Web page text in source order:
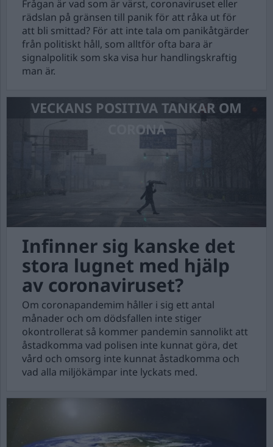
Frågan är vad som är värst, coronaviruset eller
rädslan på gränsen till panik för att råka ut för
att bli smittad? För att inte tala om panikåtgärder
från politiskt håll, som alltför ofta bara är
signalpolitik som ska visa hur handlingskraftig
man är.
VECKANS POSITIVA TANKAR OM
CORONA
Infinner sig kanske det
stora lugnet med hjälp
av coronaviruset?
Om coronapandemim håller i sig ett antal
månader och om dödsfallen inte stiger
okontrollerat så kommer pandemin sannolikt att
åstadkomma vad polisen inte kunnat göra, det
vård och omsorg inte kunnat åstadkomma och
vad alla miljökämpar inte lyckats med.